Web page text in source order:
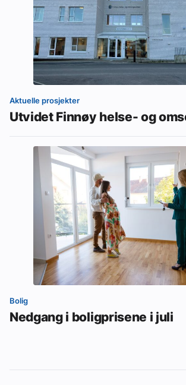
Aktuelle prosjekter
Utvidet Finnøy helse- og
Bolig
Nedgang i boligprisene i juli